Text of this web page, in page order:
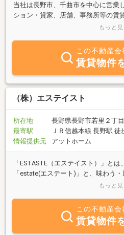
当社は長野市、千曲市を中心に営業
ション・貸家、店舗、事務所等の賃
トと住める物件を多数取り扱ってお
もっと見
この不動産会
賃貸物件
（株）エステイスト
所在地
長野県長野市若里２丁
最寄駅
ＪＲ信越本線 長野駅 徒
情報提供元
アットホーム
「ESTASTE（エステイスト）」と
「estate(エステート)」と、味わう
ト)」を組み合わせた造語です。皆
ンションの査定・売買・仲介・買取
伝いを幅広く行っております。又、
も承ります。是非、お気軽にお問合
もっと見
この不動産会
賃貸物件